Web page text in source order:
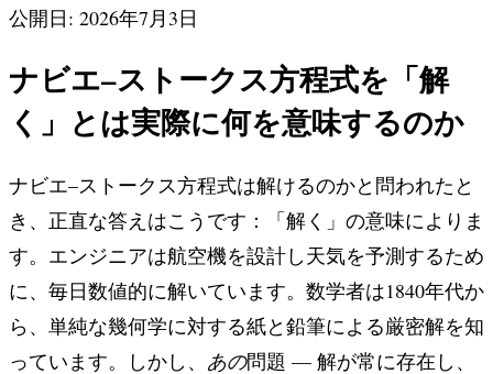
公開日: 2026年7月3日
ナビエ–ストークス方程式を「解
く」とは実際に何を意味するのか
ナビエ–ストークス方程式は解けるのかと問われたと
き、正直な答えはこうです：「解く」の意味によりま
す。エンジニアは航空機を設計し天気を予測するため
に、毎日数値的に解いています。数学者は1840年代か
ら、単純な幾何学に対する紙と鉛筆による厳密解を知
っています。しかし、 あの問題 — 解が常に存在し、